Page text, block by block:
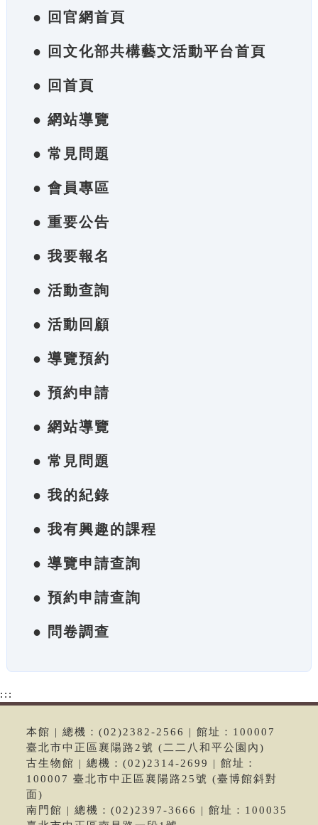
● 回官網首頁
● 回文化部共構藝文活動平台首頁
● 回首頁
● 網站導覽
● 常見問題
● 會員專區
● 重要公告
● 我要報名
● 活動查詢
● 活動回顧
● 導覽預約
● 預約申請
● 網站導覽
● 常見問題
● 我的紀錄
● 我有興趣的課程
● 導覽申請查詢
● 預約申請查詢
● 問卷調查
:::
本館 | 總機：(02)2382-2566 | 館址：100007
臺北市中正區襄陽路2號 (二二八和平公園內)
古生物館 | 總機：(02)2314-2699 | 館址：
100007 臺北市中正區襄陽路25號 (臺博館斜對
面)
南門館 | 總機：(02)2397-3666 | 館址：100035